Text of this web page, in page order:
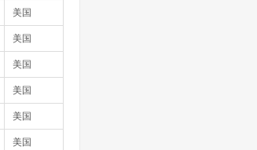
美国
美国
美国
美国
美国
美国